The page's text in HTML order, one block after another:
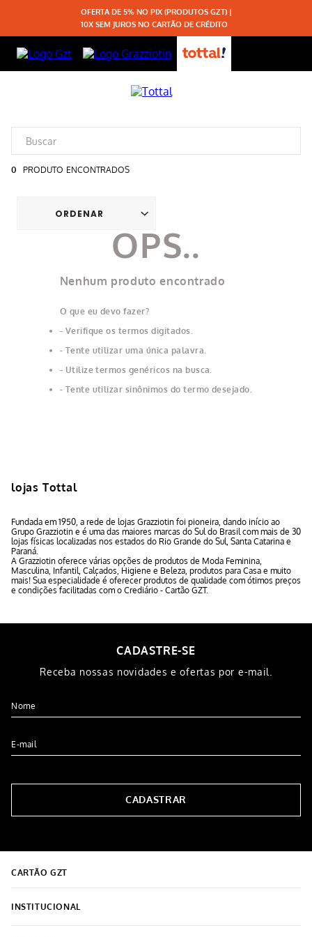
OFERTA DE 5% NO PIX (PRODUTOS GZT) |
10X SEM JUROS NO CARTÃO DE CRÉDITO
0 PRODUTO
Nenhum produto encontrado
O que eu devo fazer?
Verifique os termos digitados.
Tente utilizar uma única palavra.
Utilize termos genéricos na busca.
Tente utilizar sinônimos do termo desejado.
lojas Tottal
Fundada em 1950, a rede de lojas Grazziotin foi pioneira, dando início ao
Grupo Grazziotin e é uma das maiores marcas do Sul do Brasil com mais de 30
lojas físicas localizadas nos estados do Rio Grande do Sul, Santa Catarina e
Paraná.
A Grazziotin oferece várias opções de produtos de Moda Feminina,
Masculina, Infantil, Calçados, Higiene e Beleza, produtos para Casa e muito
mais! Sua especialidade é oferecer produtos de qualidade com ótimos preços
e condições facilitadas com o Crediário - Cartão GZT.
CADASTRE-SE
Receba nossas novidades e ofertas por e-mail.
CADASTRAR
CARTÃO GZT
INSTITUCIONAL